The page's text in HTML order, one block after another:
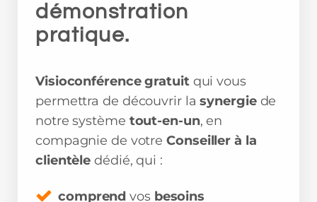
démonstration
pratique.
Visioconférence gratuitqui vous
permettra de découvrir lasynergiede
notre système tout-en-un, en
compagnie de votreConseiller à la
clientèle dédié, qui :
comprend vos besoins